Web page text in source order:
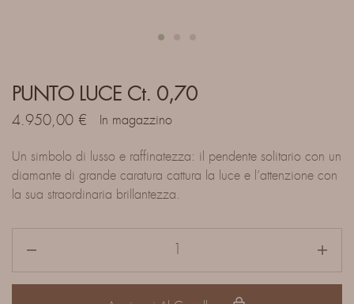
PUNTO LUCE Ct. 0,70
4.950,00 € In magazzino
Un simbolo di lusso e raffinatezza: il pendente solitario con un
diamante di grande caratura cattura la luce e l’attenzione con
la sua straordinaria brillantezza.